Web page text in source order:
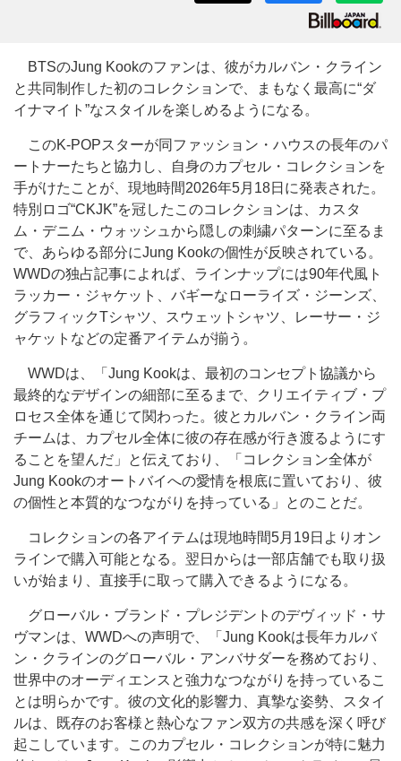
BTSのJung Kookのファンは、彼がカルバン・クライン
と共同制作した初のコレクションで、まもなく最高に“ダ
イナマイト”なスタイルを楽しめるようになる。
このK-POPスターが同ファッション・ハウスの長年のパ
ートナーたちと協力し、自身のカプセル・コレクションを
手がけたことが、現地時間2026年5月18日に発表された。
特別ロゴ“CKJK”を冠したこのコレクションは、カスタ
ム・デニム・ウォッシュから隠しの刺繍パターンに至るま
で、あらゆる部分にJung Kookの個性が反映されている。
WWDの独占記事によれば、ラインナップには90年代風ト
ラッカー・ジャケット、バギーなローライズ・ジーンズ、
グラフィックTシャツ、スウェットシャツ、レーサー・ジ
ャケットなどの定番アイテムが揃う。
WWDは、「Jung Kookは、最初のコンセプト協議から
最終的なデザインの細部に至るまで、クリエイティブ・プ
ロセス全体を通じて関わった。彼とカルバン・クライン両
チームは、カプセル全体に彼の存在感が行き渡るようにす
ることを望んだ」と伝えており、「コレクション全体が
Jung Kookのオートバイへの愛情を根底に置いており、彼
の個性と本質的なつながりを持っている」とのことだ。
コレクションの各アイテムは現地時間5月19日よりオン
ラインで購入可能となる。翌日からは一部店舗でも取り扱
いが始まり、直接手に取って購入できるようになる。
グローバル・ブランド・プレジデントのデヴィッド・サ
ヴマンは、WWDへの声明で、「Jung Kookは長年カルバ
ン・クラインのグローバル・アンバサダーを務めており、
世界中のオーディエンスと強力なつながりを持っているこ
とは明らかです。彼の文化的影響力、真摯な姿勢、スタイ
ルは、既存のお客様と熱心なファン双方の共感を深く呼び
起こしています。このカプセル・コレクションが特に魅力